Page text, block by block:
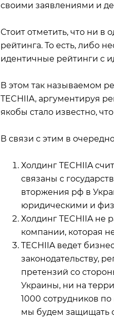
своими заявлениями и
Стоит отметить, что ни в
рейтинга. То есть, либо
идентичные рейтинги с
В этом так называемом
TECHIIA, аргументируя
якобы стало известно,
В связи с этим в
Холдинг TECHIIA
связаны с
вторжения рф в
юридическими и
Холдинг TECHIIA не
компании, которая
TECHIIA ведет
законодательству,
претензий со
Украины, ни на
1000 сотрудников
мы будем защищать